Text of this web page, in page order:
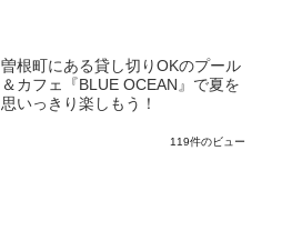
曽根町にある貸し切りOKのプール
＆カフェ『BLUE OCEAN』で夏を
思いっきり楽しもう！
119件のビュー